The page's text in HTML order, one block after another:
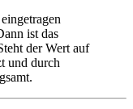
ist das
der Wert auf
und durch